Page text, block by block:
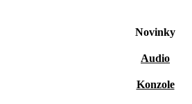
Novinky
Audio
Konzole